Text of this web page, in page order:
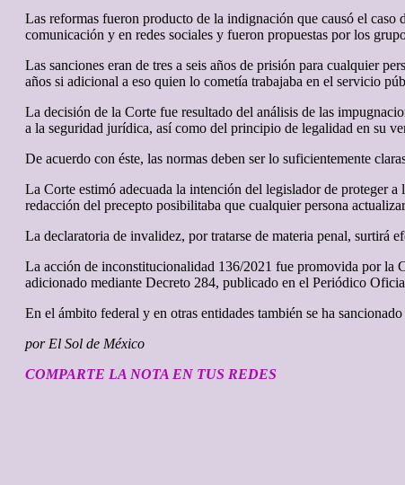
Las reformas fueron producto de la indignación que causó el
comunicación y en redes sociales y fueron propuestas por los
Las sanciones eran de tres a seis años de prisión para cualquier
años si adicional a eso quien lo cometía trabajaba en el servicio
La decisión de la Corte fue resultado del análisis de las
a la seguridad jurídica, así como del principio de legalidad en su
De acuerdo con éste, las normas deben ser lo suficientemente
La Corte estimó adecuada la intención del legislador de proteger
redacción del precepto posibilitaba que cualquier persona
La declaratoria de invalidez, por tratarse de materia penal, surtirá
La acción de inconstitucionalidad 136/2021 fue promovida por la
adicionado mediante Decreto 284, publicado en el Periódico
En el ámbito federal y en otras entidades también se ha
por El Sol de México
COMPARTE LA NOTA EN TUS REDES